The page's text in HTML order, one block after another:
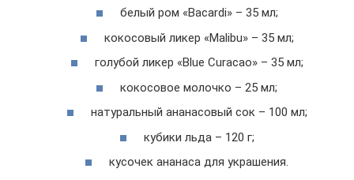
белый ром «Bacardi» – 35 мл;
кокосовый ликер «Malibu» – 35 мл;
голубой ликер «Blue Curacao» – 35 мл;
кокосовое молочко – 25 мл;
натуральный ананасовый сок – 100 мл;
кубики льда – 120 г;
кусочек ананаса для украшения.